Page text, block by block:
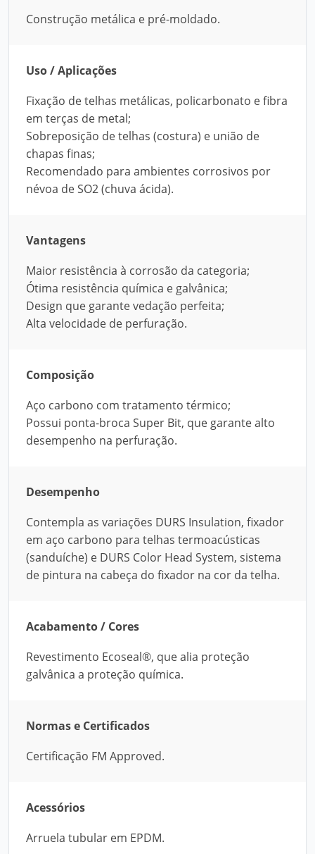
Construção metálica e pré-moldado.
Uso / Aplicações
Fixação de telhas metálicas, policarbonato e fibra
em terças de metal;
Sobreposição de telhas (costura) e união de
chapas finas;
Recomendado para ambientes corrosivos por
névoa de SO2 (chuva ácida).
Vantagens
Maior resistência à corrosão da categoria;
Ótima resistência química e galvânica;
Design que garante vedação perfeita;
Alta velocidade de perfuração.
Composição
Aço carbono com tratamento térmico;
Possui ponta-broca Super Bit, que garante alto
desempenho na perfuração.
Desempenho
Contempla as variações DURS Insulation, fixador
em aço carbono para telhas termoacústicas
(sanduíche) e DURS Color Head System, sistema
de pintura na cabeça do fixador na cor da telha.
Acabamento / Cores
Revestimento Ecoseal®, que alia proteção
galvânica a proteção química.
Normas e Certificados
Certificação FM Approved.
Acessórios
Arruela tubular em EPDM.